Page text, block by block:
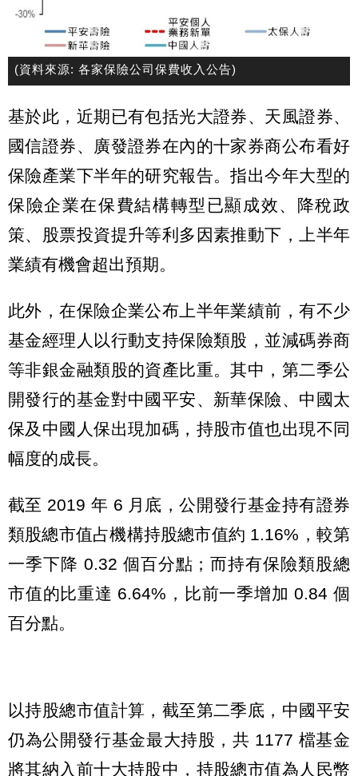
(資料來源: 各家保險公司保費收入公告)
基於此，近期已有包括光大證券、天風證券、
國信證券、廣發證券在內的十家券商公布看好
保險產業下半年的研究報告。指出今年大型的
保險企業在保費結構轉型已顯成效、降稅政
策、股票投資提升等利多因素推動下，上半年
業績有機會超出預期。
此外，在保險企業公布上半年業績前，有不少
基金經理人以行動支持保險類股，並減碼券商
等非銀金融類股的資產比重。其中，第二季公
開發行的基金對中國平安、新華保險、中國太
保及中國人保出現加碼，持股市值也出現不同
幅度的成長。
截至 2019 年 6 月底，公開發行基金持有證券
類股總市值占機構持股總市值約 1.16%，較第
一季下降 0.32 個百分點；而持有保險類股總
市值的比重達 6.64%，比前一季增加 0.84 個
百分點。
以持股總市值計算，截至第二季底，中國平安
仍為公開發行基金最大持股，共 1177 檔基金
將其納入前十大持股中，持股總市值為人民幣